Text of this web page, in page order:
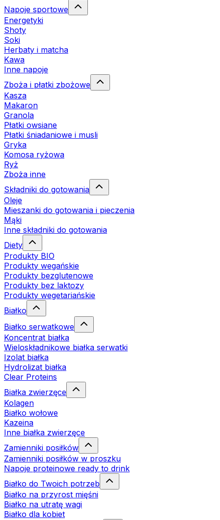
Napoje sportowe
Energetyki
Shoty
Soki
Herbaty i matcha
Kawa
Inne napoje
Zboża i płatki zbożowe
Kasza
Makaron
Granola
Płatki owsiane
Płatki śniadaniowe i musli
Gryka
Komosa ryżowa
Ryż
Zboża inne
Składniki do gotowania
Oleje
Mieszanki do gotowania i pieczenia
Mąki
Inne składniki do gotowania
Diety
Produkty BIO
Produkty wegańskie
Produkty bezglutenowe
Produkty bez laktozy
Produkty wegetariańskie
Białko
Białko serwatkowe
Koncentrat białka
Wieloskładnikowe białka serwatki
Izolat białka
Hydrolizat białka
Clear Proteins
Białka zwierzęce
Kolagen
Białko wołowe
Kazeina
Inne białka zwierzęce
Zamienniki posiłków
Zamienniki posiłków w proszku
Napoje proteinowe ready to drink
Białko do Twoich potrzeb
Białko na przyrost mięśni
Białko na utratę wagi
Białko dla kobiet